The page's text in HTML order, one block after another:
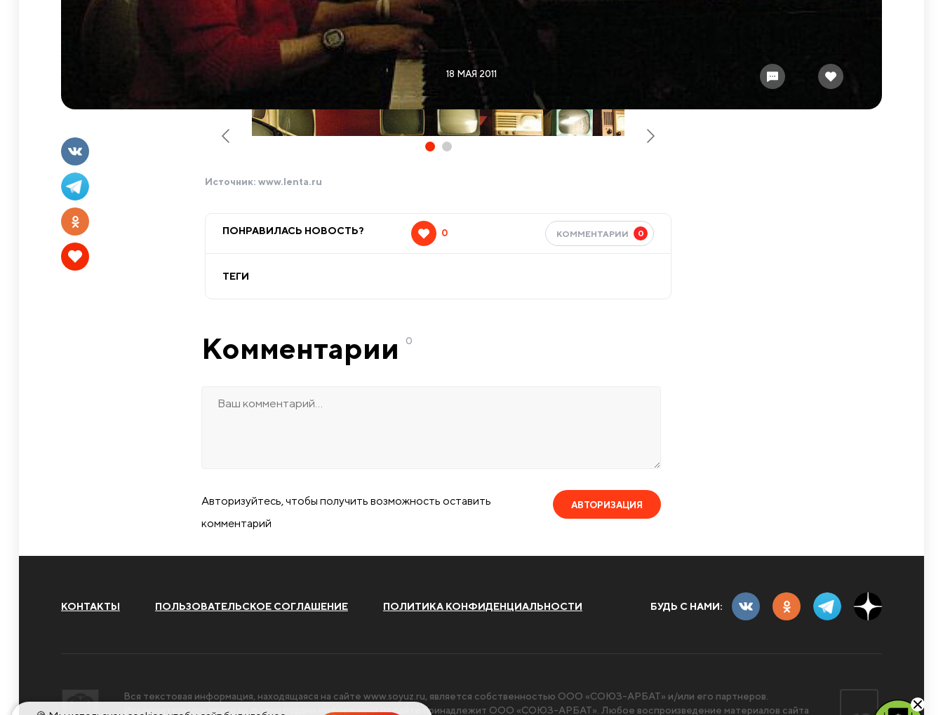
18 МАЯ 2011
Источник: www.lenta.ru
ПОНРАВИЛАСЬ НОВОСТЬ? 0 КОММЕНТАРИИ 0
ТЕГИ
Комментарии 0
Авторизуйтесь, чтобы получить возможность оставить
комментарий
АВТОРИЗАЦИЯ
БУДЬ С НАМИ:
КОНТАКТЫ ПОЛЬЗОВАТЕЛЬСКОЕ СОГЛАШЕНИЕ ПОЛИТИКА КОНФИДЕНЦИАЛЬНОСТИ
Вся текстовая информация, находящаяся на сайте www.soyuz.ru, является собственностью ООО «СОЮЗ-АРБАТ» и/или его партнеров.
Исключительное право на форму подачи информации на сайте принадлежит ООО «СОЮЗ-АРБАТ». Любое воспроизведение материалов сайта